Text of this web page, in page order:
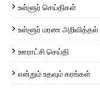
உள்ளூர் செய்திகள்
உள்ளூர் மரண அறிவித்தல்
ஊராட்சி செய்தி
என்றும் உதவும் கரங்கள்